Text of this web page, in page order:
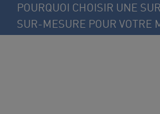
POURQUOI CHOISIR UNE
SUR-MESURE POUR VOTRE